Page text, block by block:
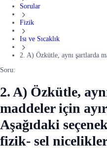
Sorular
Fizik
Isı ve Sıcaklık
2. A) Özkütle, aynı şartlarda
Soru:
2. A) Özkütle,
maddeler için
Aşağıdaki
fizik- sel